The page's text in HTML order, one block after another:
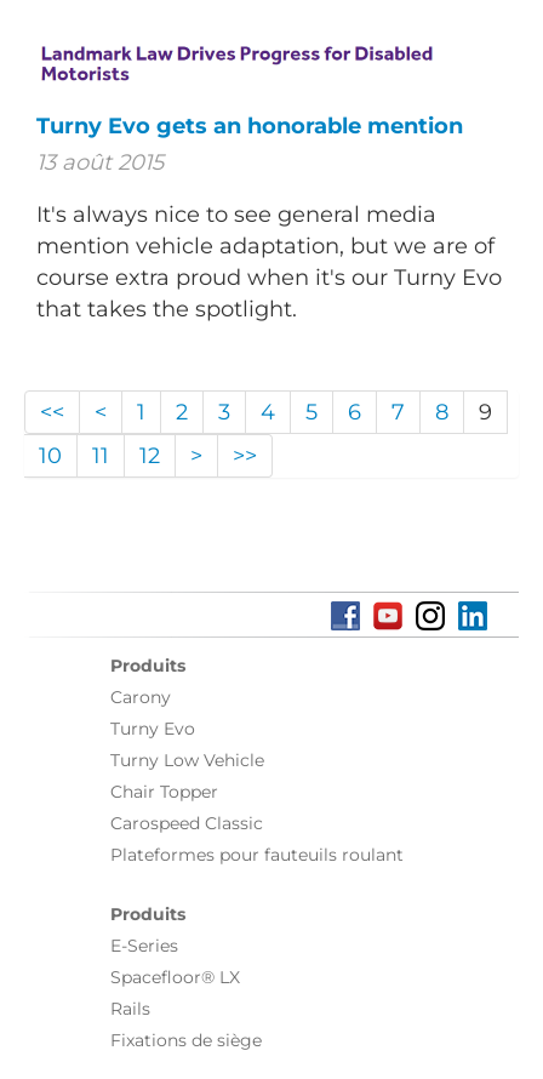
Turny Evo gets an honorable mention
13 août 2015
It's always nice to see general media
mention vehicle adaptation, but we are of
course extra proud when it's our Turny Evo
that takes the spotlight.
<< < 1 2 3 4 5 6 7 8
9
10
11 12 > >>
Produits
Carony
Turny Evo
Turny Low Vehicle
Chair Topper
Carospeed Classic
Plateformes pour fauteuils roulant
Produits
E-Series
Spacefloor® LX
Rails
Fixations de siège